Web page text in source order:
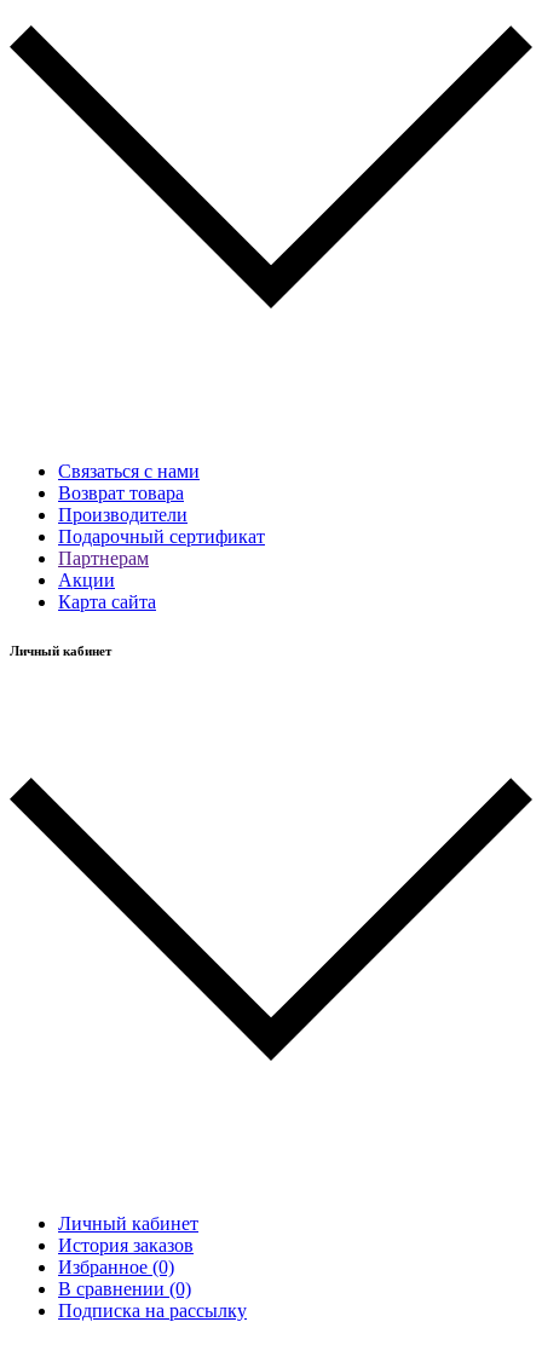
Связаться с нами
Возврат товара
Производители
Подарочный сертификат
Партнерам
Акции
Карта сайта
Личный кабинет
Личный кабинет
История заказов
Избранное (0)
В сравнении (0)
Подписка на рассылку